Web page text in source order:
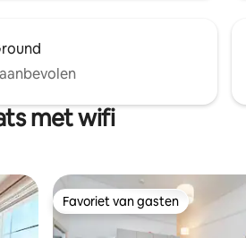
met wifi
Favoriet van gasten
Favoriet van gasten